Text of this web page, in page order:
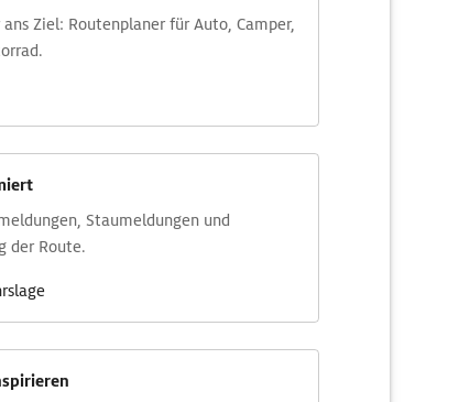
Ziel: Routen­planer für Auto, Camper,
Stau­meldungen und
der Route.